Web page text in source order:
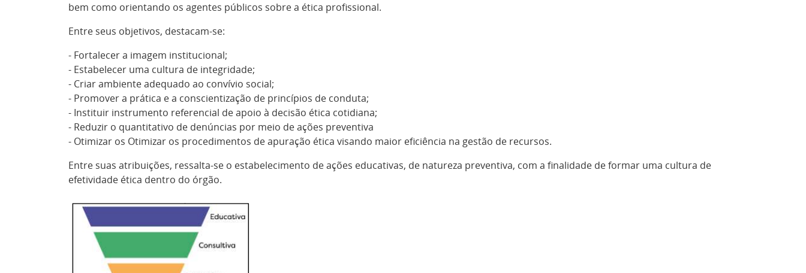
bem como orientando os agentes públicos sobre a ética profissional.
Entre seus objetivos, destacam-se:
- Fortalecer a imagem institucional;
- Estabelecer uma cultura de integridade;
- Criar ambiente adequado ao convívio social;
- Promover a prática e a conscientização de princípios de conduta;
- Instituir instrumento referencial de apoio à decisão ética cotidiana;
- Reduzir o quantitativo de denúncias por meio de ações preventiva
- Otimizar os Otimizar os procedimentos de apuração ética visando maior eficiência na gestão de recursos.
Entre suas atribuições, ressalta-se o estabelecimento de ações educativas, de natureza preventiva, com a finalidade de formar uma cultura de
efetividade ética dentro do órgão.